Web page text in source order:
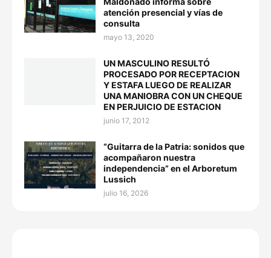
atención presencial y vías de
consulta
mayo 13, 2020
UN MASCULINO RESULTÓ
PROCESADO POR RECEPTACION
Y ESTAFA LUEGO DE REALIZAR
UNA MANIOBRA CON UN CHEQUE
EN PERJUICIO DE ESTACION
junio 17, 2012
“Guitarra de la Patria: sonidos que
acompañaron nuestra
independencia” en el Arboretum
Lussich
julio 16, 2026